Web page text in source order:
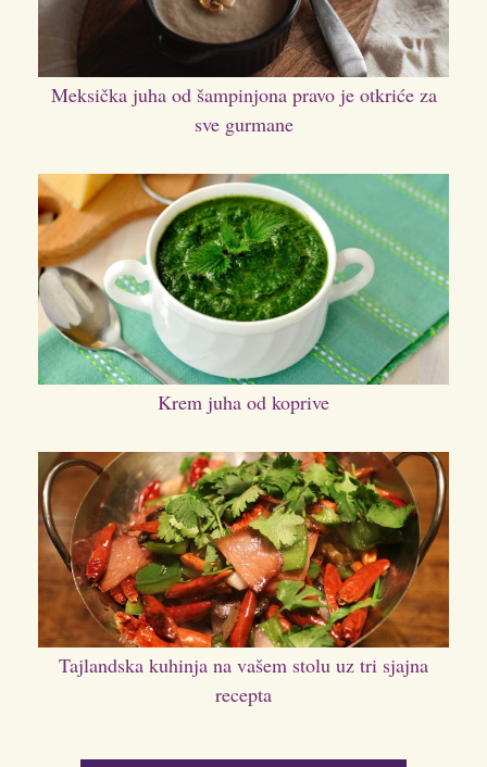
Meksička juha od šampinjona pravo je otkriće za
sve gurmane
Krem juha od koprive
Tajlandska kuhinja na vašem stolu uz tri sjajna
recepta